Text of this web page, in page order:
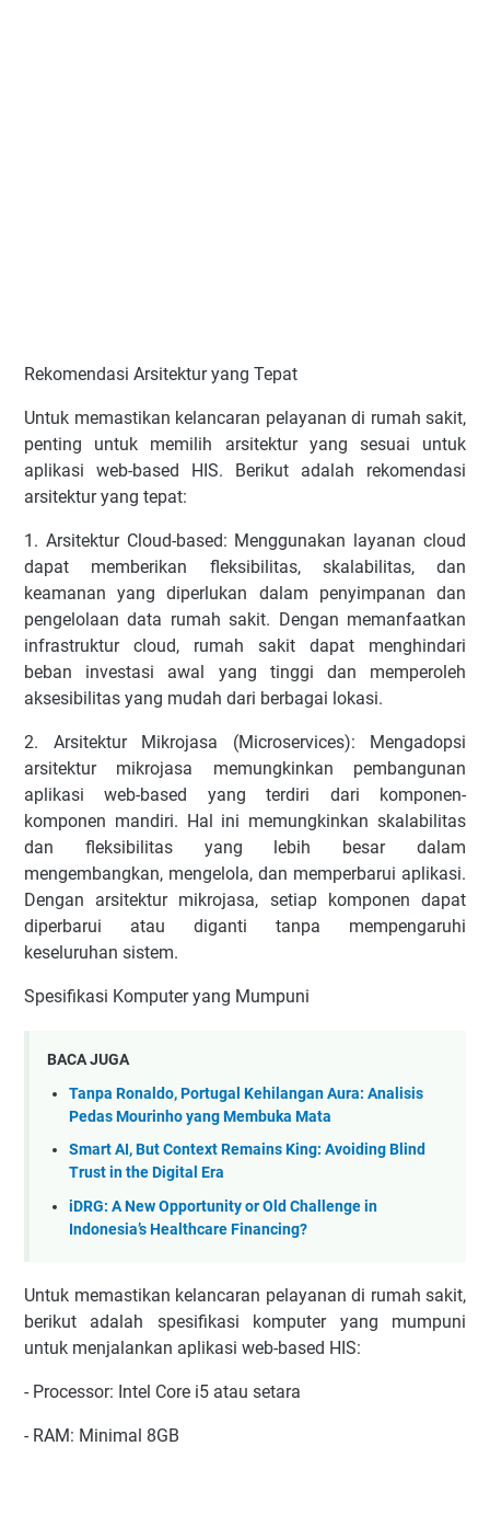
Rekomendasi Arsitektur yang Tepat
Untuk memastikan kelancaran pelayanan di rumah sakit,
penting untuk memilih arsitektur yang sesuai untuk
aplikasi web-based HIS. Berikut adalah rekomendasi
arsitektur yang tepat:
1. Arsitektur Cloud-based: Menggunakan layanan cloud
dapat memberikan fleksibilitas, skalabilitas, dan
keamanan yang diperlukan dalam penyimpanan dan
pengelolaan data rumah sakit. Dengan memanfaatkan
infrastruktur cloud, rumah sakit dapat menghindari
beban investasi awal yang tinggi dan memperoleh
aksesibilitas yang mudah dari berbagai lokasi.
2. Arsitektur Mikrojasa (Microservices): Mengadopsi
arsitektur mikrojasa memungkinkan pembangunan
aplikasi web-based yang terdiri dari komponen-
komponen mandiri. Hal ini memungkinkan skalabilitas
dan fleksibilitas yang lebih besar dalam
mengembangkan, mengelola, dan memperbarui aplikasi.
Dengan arsitektur mikrojasa, setiap komponen dapat
diperbarui atau diganti tanpa mempengaruhi
keseluruhan sistem.
Spesifikasi Komputer yang Mumpuni
BACA JUGA
Tanpa Ronaldo, Portugal Kehilangan Aura: Analisis
Pedas Mourinho yang Membuka Mata
Smart AI, But Context Remains King: Avoiding Blind
Trust in the Digital Era
iDRG: A New Opportunity or Old Challenge in
Indonesia’s Healthcare Financing?
Untuk memastikan kelancaran pelayanan di rumah sakit,
berikut adalah spesifikasi komputer yang mumpuni
untuk menjalankan aplikasi web-based HIS:
- Processor: Intel Core i5 atau setara
- RAM: Minimal 8GB